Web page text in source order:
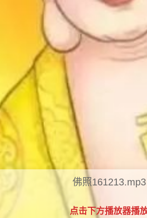
佛照161213.mp3
点击下方播放器播